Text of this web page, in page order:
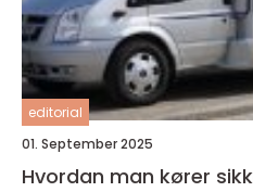
editorial
01. September 2025
Hvordan man kører